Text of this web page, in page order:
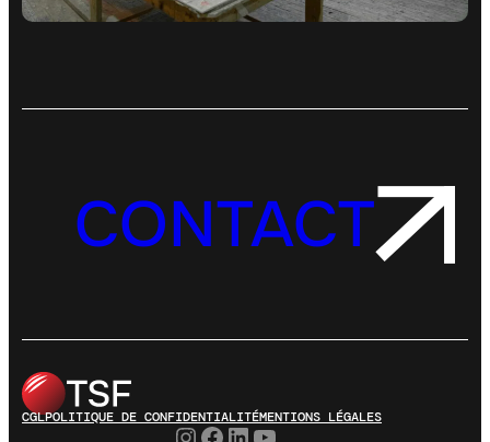
CONTACT
CGLPOLITIQUE DE CONFIDENTIALITÉMENTIONS LÉGALES